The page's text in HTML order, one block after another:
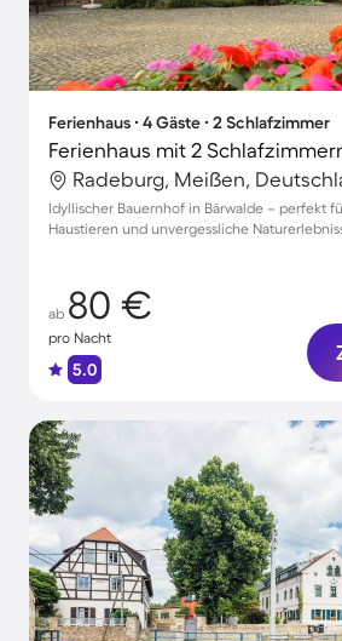
Ferienhaus ∙ 4 Gäste ∙ 2 Schlafzimmer
Ferienhaus mit 2
Radeburg, Meißen,
Idyllischer Bauernhof in Bärwalde – perfekt
Haustieren und unvergessliche
ab 80 €
pro Nacht
5.0